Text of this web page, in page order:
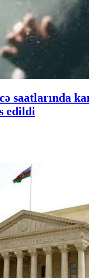
saatlarında
edildi